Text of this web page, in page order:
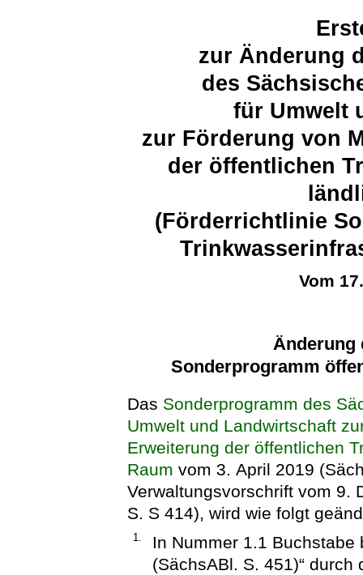
zur Änderung
des
für Umwelt
zur Förderung von
der öffentlichen
(Förderrichtlinie
Vom
Änderung
Sonderprogramm
Das Sonderprogramm des
Umwelt und Landwirtschaft
Erweiterung der öffentlichen
Raum vom 3. April 2019
Verwaltungsvorschrift vom 9.
S. S 414), wird wie folgt
1.
In Nummer 1.1 Buchstabe
(SächsABl. S. 451)“ durch